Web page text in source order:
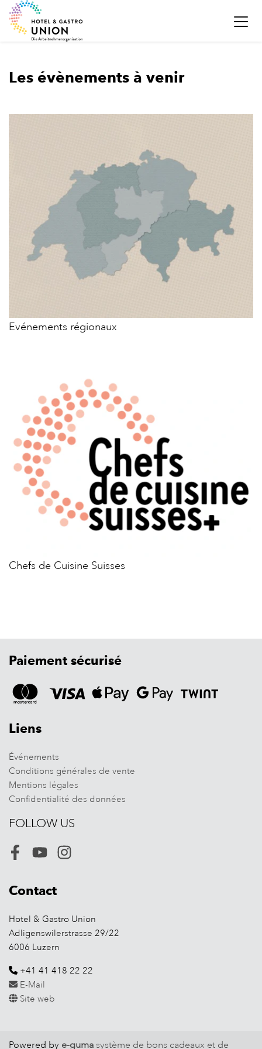
Les évènements à venir
Evénements régionaux
Chefs de Cuisine Suisses
Paiement sécurisé
Liens
Événements
Conditions générales de vente
Mentions légales
Confidentialité des données
FOLLOW US
FacebookYoutubeInstagram
Contact
Hotel & Gastro Union
Adligenswilerstrasse 29/22
6006 Luzern
+41 41 418 22 22
E-Mail
Site web
Powered by e-guma système de bons cadeaux et de